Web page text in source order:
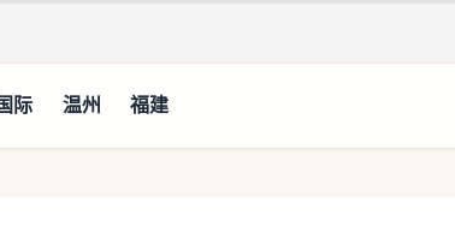
际 温州 福建